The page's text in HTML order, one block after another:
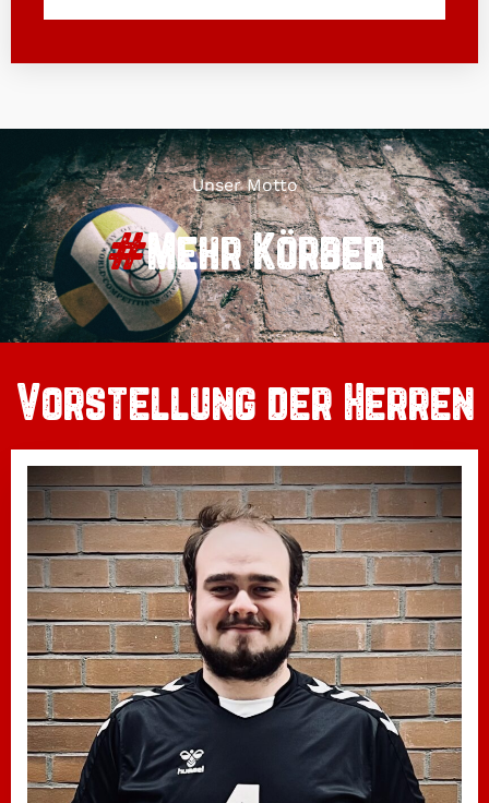
Unser Motto
#Mehr Körber
Vorstellung der Herren